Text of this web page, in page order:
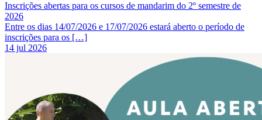
Inscrições abertas para os cursos de mandarim do 2º semestre de
2026
Entre os dias 14/07/2026 e 17/07/2026 estará aberto o período de
inscrições para os […]
14 jul 2026